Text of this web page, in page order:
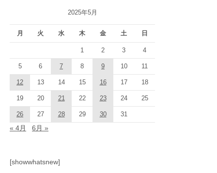
2025年5月
月 火 水 木 金 土 日
1 2 3 4
5 6 7 8 9 10 11
12 13 14 15 16 17 18
19 20 21 22 23 24 25
26 27 28 29 30 31
« 4月 6月 »
[showwhatsnew]